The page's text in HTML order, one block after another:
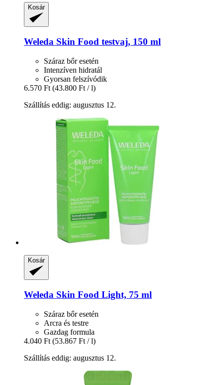
Kosár
Weleda Skin Food testvaj, 150 ml
Száraz bőr esetén
Intenzíven hidratál
Gyorsan felszívódik
6.570 Ft (43.800 Ft / l)
Szállítás eddig: augusztus 12.
Kosár
Weleda Skin Food Light, 75 ml
Száraz bőr esetén
Arcra és testre
Gazdag formula
4.040 Ft (53.867 Ft / l)
Szállítás eddig: augusztus 12.